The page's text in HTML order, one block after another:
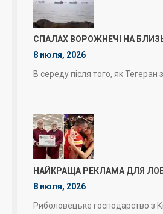
СПАЛАХ ВОРОЖНЕЧІ НА
8 июля, 2026
В середу після того, як Тегеран
НАЙКРАЩА РЕКЛАМА ДЛЯ
8 июля, 2026
Риболовецьке господарство з